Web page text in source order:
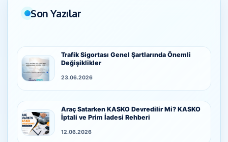
Son Yazılar
Trafik Sigortası Genel Şartlarında Önemli
Değişiklikler
23.06.2026
Araç Satarken KASKO Devredilir Mi? KASKO
İptali ve Prim İadesi Rehberi
12.06.2026